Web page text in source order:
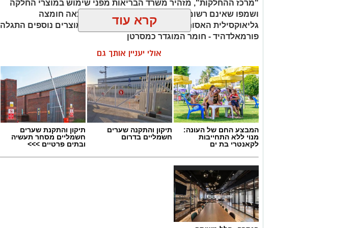
בכתבה? נשמח שתשתפו אותנו
"מרכז ההחלקות", מזהיר משרד הבריאות מפני שימוש במוצרי החלקה
ושמפו שאינם רשומים כחוק. בחלק מהמוצרים נמצאה חומצה
גליאוקסילית האסורה לשימוש בהחלקות שיער, ובמוצרים נוספים התגלה
פורמאלדהיד - חומר המוגדר כמסרטן
קרא עוד
אולי יעניין אותך גם
המבצע החם של העונה:
מנוי ללא התחייבות
לקאנטרי בת ים
תיקון והתקנה שערים
חשמליים בדרום
תיקון והתקנת שערים
חשמליים מסחר תעשיה
ובתים פרטיים >>>